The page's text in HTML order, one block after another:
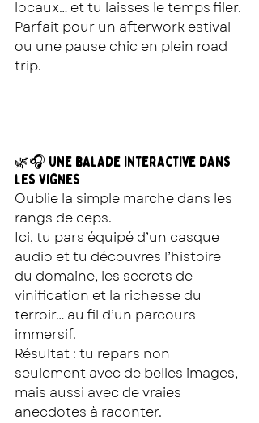
locaux… et tu laisses le temps filer.
Parfait pour un afterwork estival
ou une pause chic en plein road
trip.
🌿🎧 Une balade interactive dans
les vignes
Oublie la simple marche dans les
rangs de ceps.
Ici, tu pars équipé d’un casque
audio et tu découvres l’histoire
du domaine, les secrets de
vinification et la richesse du
terroir… au fil d’un parcours
immersif.
Résultat : tu repars non
seulement avec de belles images,
mais aussi avec de vraies
anecdotes à raconter.